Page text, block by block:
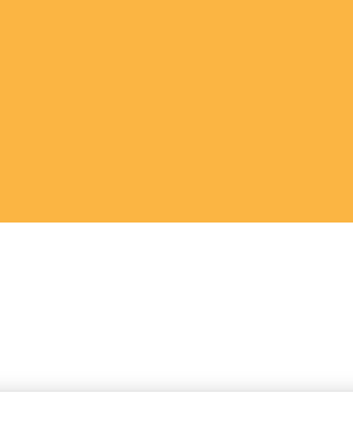
om 10.00 uur. We verwachten